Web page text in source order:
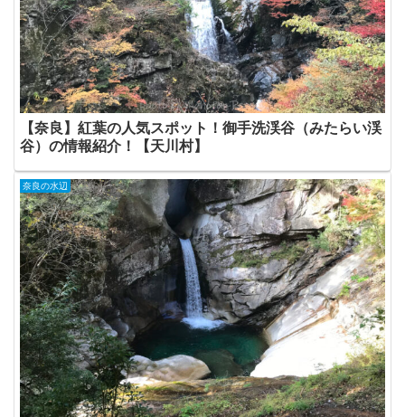
【奈良】紅葉の人気スポット！御手洗渓谷（みたらい渓
谷）の情報紹介！【天川村】
奈良の水辺